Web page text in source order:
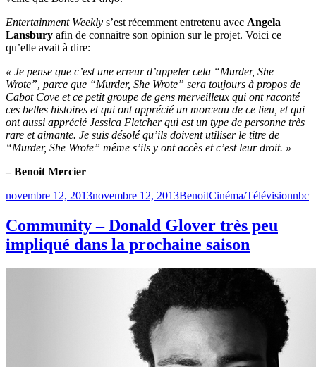
Entertainment Weekly s’est récemment entretenu avec Angela
Lansbury afin de connaitre son opinion sur le projet. Voici ce
qu’elle avait à dire:
« Je pense que c’est une erreur d’appeler cela “Murder, She
Wrote”, parce que “Murder, She Wrote” sera toujours à propos de
Cabot Cove et ce petit groupe de gens merveilleux qui ont raconté
ces belles histoires et qui ont apprécié un morceau de ce lieu, et qui
ont aussi apprécié Jessica Fletcher qui est un type de personne très
rare et aimante. Je suis désolé qu’ils doivent utiliser le titre de
“Murder, She Wrote” même s’ils y ont accès et c’est leur droit. »
– Benoit Mercier
Publié
novembre 12, 2013novembre 12, 2013BenoitCatégories
Cinéma/Télévisionnbc
Community – Donald Glover très peu
impliqué dans la prochaine saison